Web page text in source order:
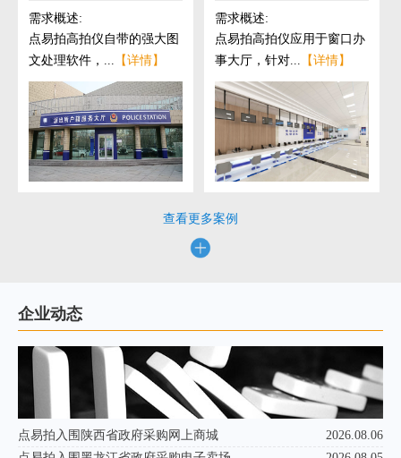
需求概述:
点易拍高拍仪自带的强大图
文处理软件，... 【详情】
需求概述:
点易拍高拍仪应用于窗口办
事大厅，针对... 【详情】
查看更多案例
企业动态
点易拍入围陕西省政府采购网上商城
2026.08.06